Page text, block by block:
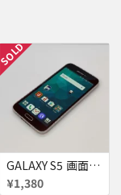
SOLD
GALAXY S5 画面焼け docomo SC-04F
¥1,380